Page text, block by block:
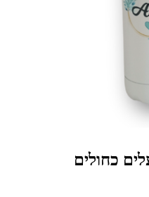
כחולים